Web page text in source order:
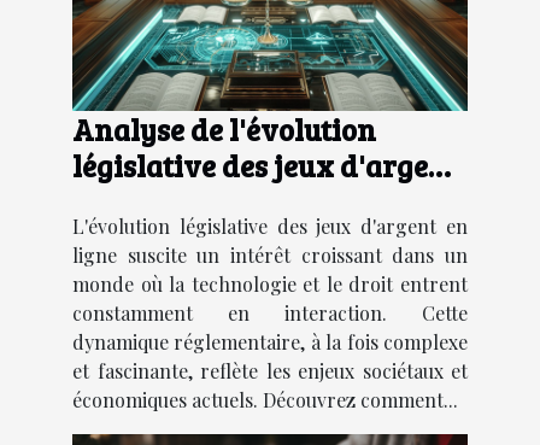
Analyse de l'évolution
législative des jeux d'argent
L'évolution législative des jeux d'argent en
ligne suscite un intérêt croissant dans un
monde où la technologie et le droit entrent
constamment en interaction. Cette
dynamique réglementaire, à la fois complexe
et fascinante, reflète les enjeux sociétaux et
économiques actuels. Découvrez comment...